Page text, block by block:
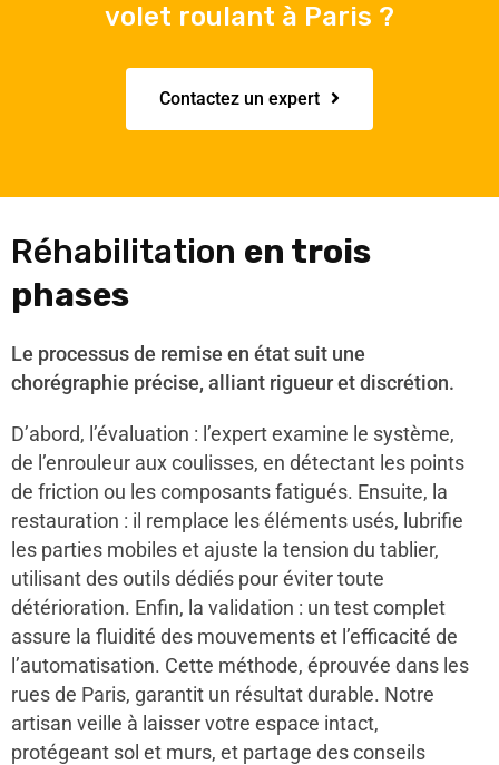
volet roulant à Paris ?
Contactez un expert
Réhabilitation en trois
phases
Le processus de remise en état suit une
chorégraphie précise, alliant rigueur et discrétion.
D’abord, l’évaluation : l’expert examine le système,
de l’enrouleur aux coulisses, en détectant les points
de friction ou les composants fatigués. Ensuite, la
restauration : il remplace les éléments usés, lubrifie
les parties mobiles et ajuste la tension du tablier,
utilisant des outils dédiés pour éviter toute
détérioration. Enfin, la validation : un test complet
assure la fluidité des mouvements et l’efficacité de
l’automatisation. Cette méthode, éprouvée dans les
rues de Paris, garantit un résultat durable. Notre
artisan veille à laisser votre espace intact,
protégeant sol et murs, et partage des conseils